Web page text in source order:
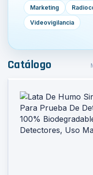
Marketing
Videovigilancia
Catálogo